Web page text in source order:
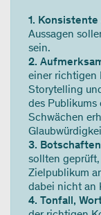
1.
Aussagen
sein.
2.
einer richtigen
Storytelling
des Publikums
Schwächen
3.
sollten
Zielpublikum
dabei nicht an
4. Tonfall,